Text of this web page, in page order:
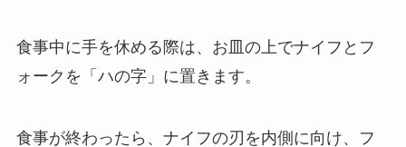
食事中に手を休める際は、お皿の上でナイフとフ
ォークを「ハの字」に置きます。
食事が終わったら、ナイフの刃を内側に向け、フ